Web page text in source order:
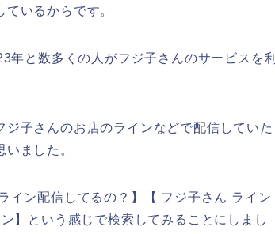
いるからです。
と数多くの人がフジ子さんのサービスを利
子さんのお店のラインなどで配信していた
ました。
イン配信してるの？】【 フジ子さん ライン
】という感じで検索してみることにしまし